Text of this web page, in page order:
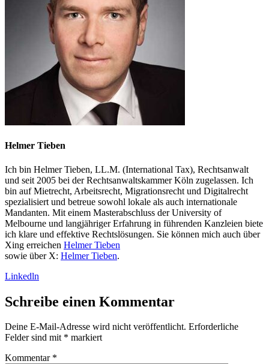
Helmer Tieben
Ich bin Helmer Tieben, LL.M. (International Tax), Rechtsanwalt
und seit 2005 bei der Rechtsanwaltskammer Köln zugelassen. Ich
bin auf Mietrecht, Arbeitsrecht, Migrationsrecht und Digitalrecht
spezialisiert und betreue sowohl lokale als auch internationale
Mandanten. Mit einem Masterabschluss der University of
Melbourne und langjähriger Erfahrung in führenden Kanzleien biete
ich klare und effektive Rechtslösungen. Sie können mich auch über
Xing erreichen Helmer Tieben
sowie über X: Helmer Tieben.
Linkedln
Schreibe einen Kommentar
Deine E-Mail-Adresse wird nicht veröffentlicht. Erforderliche
Felder sind mit * markiert
Kommentar *